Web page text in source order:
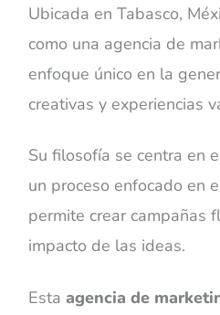
Ubicada en Tabasco,
como una agencia de
enfoque único en la
creativas y experiencias
Su filosofía se centra en
un proceso enfocado en
permite crear campañas
impacto de las ideas.
Estaagencia de